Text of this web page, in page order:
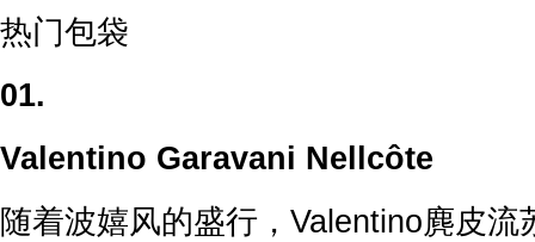
热门包袋
01.
Valentino Garavani Nellcôte
随着波嬉风的盛行，Valentino麂皮流